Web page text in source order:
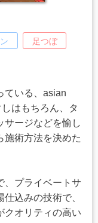
足つぼ
ている、asian
はもちろん、タ
サージなどを愉し
施術方法を決めた
、プライベートサ
込みの技術で、
クオリティの高い